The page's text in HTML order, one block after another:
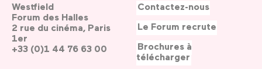
Westfield
Forum des Halles
2 rue du cinéma, Paris
1er
+33 (0)1 44 76 63 00
Contactez-nous
Le Forum recrute
Brochures à
télécharger